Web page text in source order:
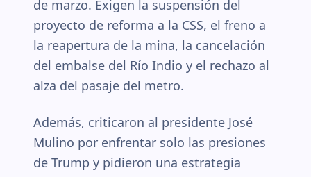
de marzo. Exigen la suspensión del
proyecto de reforma a la CSS, el freno a
la reapertura de la mina, la cancelación
del embalse del Río Indio y el rechazo al
alza del pasaje del metro.
Además, criticaron al presidente José
Mulino por enfrentar solo las presiones
de Trump y pidieron una estrategia